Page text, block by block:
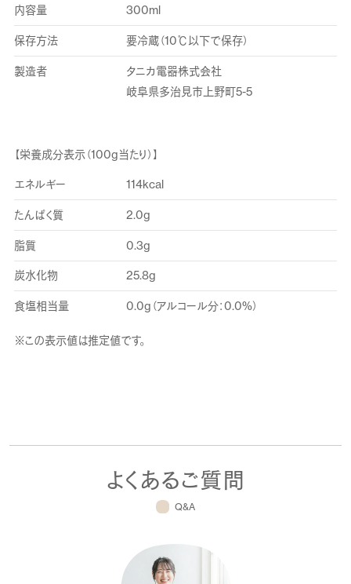
内容量 300ml
保存方法 要冷蔵（10℃以下で保存）
製造者
タニカ電器株式会社
岐阜県多治見市上野町5-5
【栄養成分表示（100g当たり）】
エネルギー 114kcal
たんぱく質 2.0g
脂質 0.3g
炭水化物 25.8g
食塩相当量 0.0g（アルコール分：0.0%）
※この表示値は推定値です。
よくあるご質問
Q&A